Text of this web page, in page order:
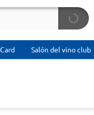
Salón del vino club